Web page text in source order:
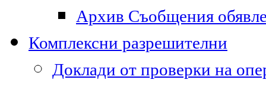
Архив Съобщения
Комплексни разрешителни
Доклади от проверки на